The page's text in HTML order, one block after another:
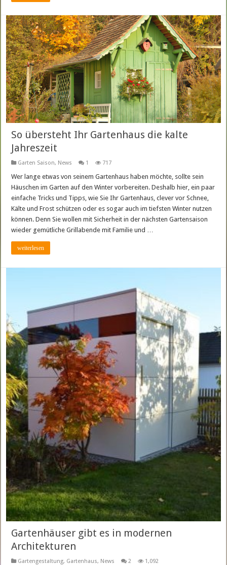
So übersteht Ihr Gartenhaus die kalte
Jahreszeit
Garten Saison, News 1 717
Wer lange etwas von seinem Gartenhaus haben möchte, sollte sein
Häuschen im Garten auf den Winter vorbereiten. Deshalb hier, ein paar
einfache Tricks und Tipps, wie Sie Ihr Gartenhaus, clever vor Schnee,
Kälte und Frost schützen oder es sogar auch im tiefsten Winter nutzen
können. Denn Sie wollen mit Sicherheit in der nächsten Gartensaison
wieder gemütliche Grillabende mit Familie und …
weiterlesen
Gartenhäuser gibt es in modernen
Architekturen
Gartengestaltung, Gartenhaus, News 2 1,092